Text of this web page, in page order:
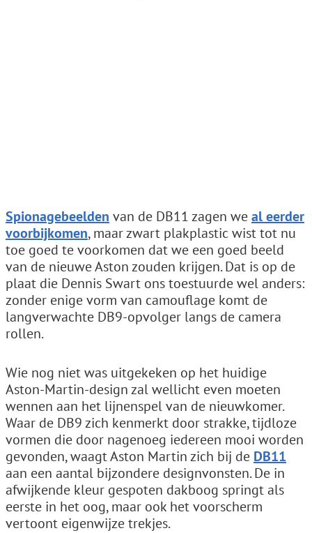
Spionagebeelden van de DB11 zagen weal eerder
voorbijkomen, maar zwart plakplastic wist tot nu
toe goed te voorkomen dat we een goed beeld
van de nieuwe Aston zouden krijgen. Dat is op de
plaat die Dennis Swart ons toestuurde wel anders:
zonder enige vorm van camouflage komt de
langverwachte DB9-opvolger langs de camera
rollen.
Wie nog niet was uitgekeken op het huidige
Aston-Martin-design zal wellicht even moeten
wennen aan het lijnenspel van de nieuwkomer.
Waar de DB9 zich kenmerkt door strakke, tijdloze
vormen die door nagenoeg iedereen mooi worden
gevonden, waagt Aston Martin zich bij de DB11
aan een aantal bijzondere designvonsten. De in
afwijkende kleur gespoten dakboog springt als
eerste in het oog, maar ook het voorscherm
vertoont eigenwijze trekjes.